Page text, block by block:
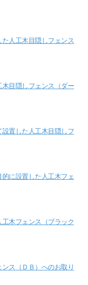
人工木目隠しフェンス
目隠しフェンス（ダー
置した人工木目隠しフ
に設置した人工木フェ
木フェンス（ブラック
ス（ＤＢ）へのお取り